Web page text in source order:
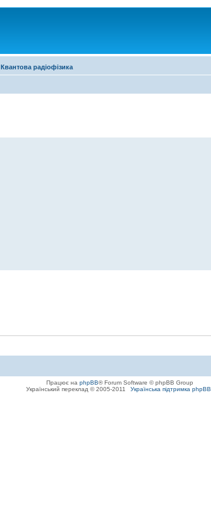
Квантова радіофізика
Працює на phpBB® Forum Software © phpBB Group
Український переклад © 2005-2011
Українська підтримка phpBB